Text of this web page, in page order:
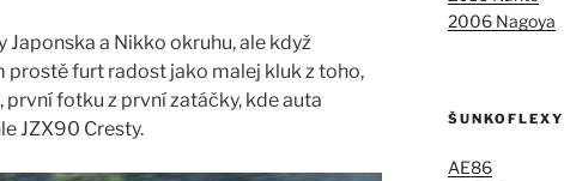
Japonska a Nikko okruhu, ale když
prostě furt radost jako malej kluk z toho,
první fotku z první zatáčky, kde auta
JZX90 Cresty.
2006 Nagoya
ŠUNKOFLEXY
AE86